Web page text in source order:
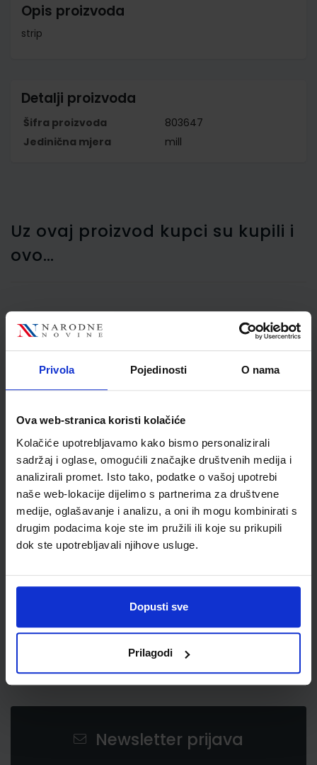
Privola Pojedinosti O nama
Ova web-stranica koristi kolačiće
Kolačiće upotrebljavamo kako bismo personalizirali
sadržaj i oglase, omogućili značajke društvenih medija i
analizirali promet. Isto tako, podatke o vašoj upotrebi
naše web-lokacije dijelimo s partnerima za društvene
medije, oglašavanje i analizu, a oni ih mogu kombinirati s
drugim podacima koje ste im pružili ili koje su prikupili
dok ste upotrebljavali njihove usluge.
Dopusti sve
Prilagodi
Opis proizvoda
strip
Detalji proizvoda
Šifra proizvoda
803647
Jedinična mjera
mill
Uz ovaj proizvod kupci su kupili i
ovo…
Kuverte 110x230 mm ABT
PD strip, bijela
28,00 €
Newsletter prijava